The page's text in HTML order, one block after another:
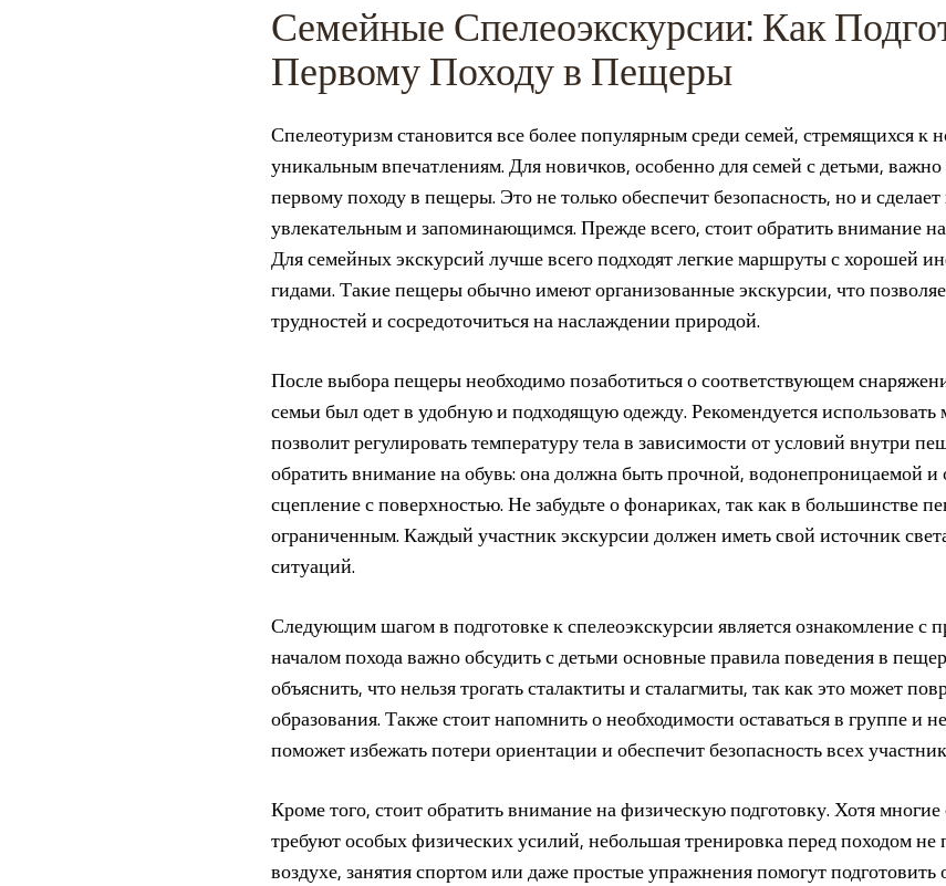
Семейные Спелеоэкскурсии: Как
Первому Походу в Пещеры
Спелеотуризм становится все более популярным среди семей, стремящихся
уникальным впечатлениям. Для новичков, особенно для семей с детьми, важно
первому походу в пещеры. Это не только обеспечит безопасность, но и
увлекательным и запоминающимся. Прежде всего, стоит обратить внимание
Для семейных экскурсий лучше всего подходят легкие маршруты с хорошей
гидами. Такие пещеры обычно имеют организованные экскурсии, что
трудностей и сосредоточиться на наслаждении природой.
После выбора пещеры необходимо позаботиться о соответствующем
семьи был одет в удобную и подходящую одежду. Рекомендуется
позволит регулировать температуру тела в зависимости от условий внутри
обратить внимание на обувь: она должна быть прочной, водонепроницаемой и
сцепление с поверхностью. Не забудьте о фонариках, так как в большинстве
ограниченным. Каждый участник экскурсии должен иметь свой источник
ситуаций.
Следующим шагом в подготовке к спелеоэкскурсии является ознакомление с
началом похода важно обсудить с детьми основные правила поведения в
объяснить, что нельзя трогать сталактиты и сталагмиты, так как это может
образования. Также стоит напомнить о необходимости оставаться в группе и
поможет избежать потери ориентации и обеспечит безопасность всех
Кроме того, стоит обратить внимание на физическую подготовку. Хотя
требуют особых физических усилий, небольшая тренировка перед походом
воздухе, занятия спортом или даже простые упражнения помогут